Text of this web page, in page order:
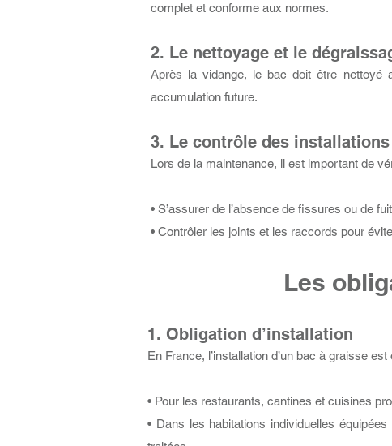
complet et conforme aux normes.
2. Le nettoyage et le
Après la vidange, le bac doit être nettoyé
accumulation future.
3. Le contrôle des installations
Lors de la maintenance, il est important de
• S’assurer de l’absence de fissures ou de
• Contrôler les joints et les raccords pour
Les
1. Obligation d’installation
En France, l’installation d’un bac à graisse
• Pour les restaurants, cantines et cuisines
• Dans les habitations individuelles